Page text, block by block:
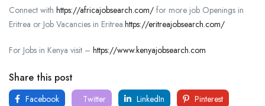
Connect with https://africajobsearch.com/ for more job Openings in
Eritrea or Job Vacancies in Eritrea.https://eritreajobsearch.com/
For Jobs in Kenya visit – https://www.kenyajobsearch.com
Share this post
Facebook Twitter LinkedIn Pinterest